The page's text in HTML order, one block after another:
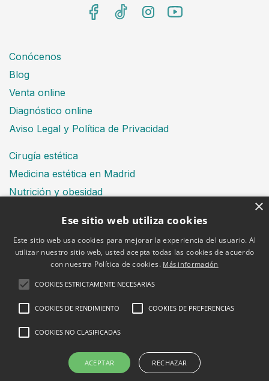
Conócenos
Blog
Venta online
Diagnóstico online
Aviso Legal y Política de Privacidad
Cirugía estética
Medicina estética en Madrid
Nutrición y obesidad
Financiación
Política de cookies
2026 © Clínica Bruselas
×
Ese sitio web utiliza cookies
Este sitio web usa cookies para mejorar la experiencia del usuario. Al
utilizar nuestro sitio web, usted acepta todas las cookies de acuerdo
con nuestra Política de cookies. Más información
COOKIES ESTRICTAMENTE NECESARIAS
COOKIES DE RENDIMIENTO COOKIES DE PREFERENCIAS
COOKIES NO CLASIFICADAS
ACEPTAR RECHAZAR